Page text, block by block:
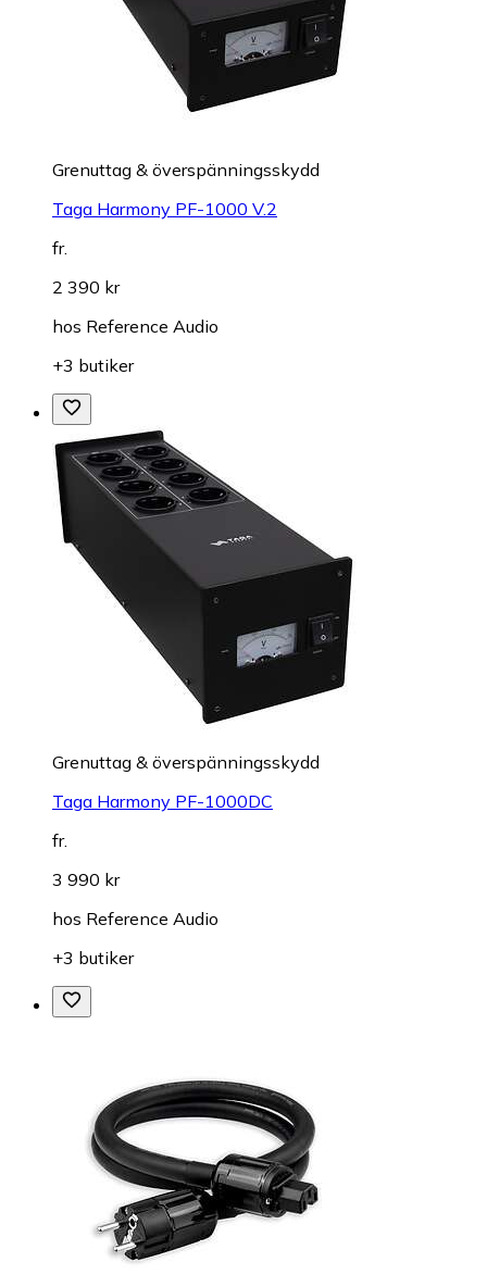
Grenuttag & överspänningsskydd
Taga Harmony PF-1000 V.2
fr.
2 390 kr
hos Reference Audio
+3 butiker
Grenuttag & överspänningsskydd
Taga Harmony PF-1000DC
fr.
3 990 kr
hos Reference Audio
+3 butiker